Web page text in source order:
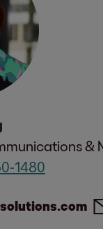
&
1480